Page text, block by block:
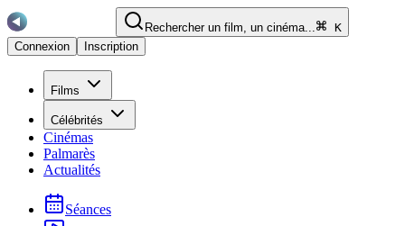
Rechercher un film, un cinéma...
K
Connexion
Inscription
Films
Célébrités
Cinémas
Palmarès
Actualités
Séances